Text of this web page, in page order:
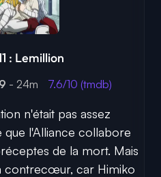
: Lemillion
- 24m 7.6/10 (tmdb)
n'était pas assez
que l'Alliance collabore
de la mort. Mais
contrecœur, car Himiko